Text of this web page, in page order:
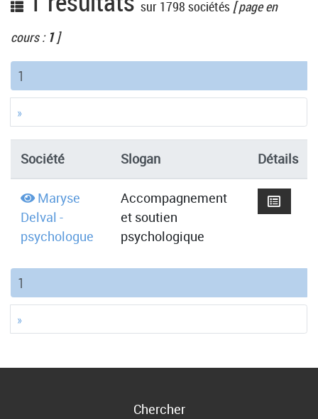
sur 1798 sociétés [ page en
cours : 1]
1
»
Société Slogan Détails
Maryse
Delval -
psychologue
Accompagnement
et soutien
psychologique
1
»
Chercher